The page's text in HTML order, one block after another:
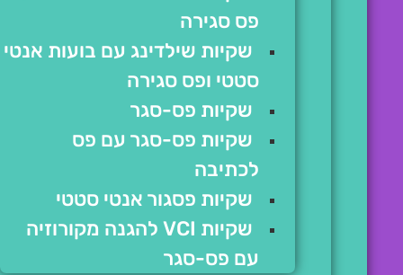
פס סגירה
שקיות שילדינג עם בועות אנטי
סטטי ופס סגירה
שקיות פס-סגר
שקיות פס-סגר עם פס
לכתיבה
שקיות פסגור אנטי סטטי
שקיות VCI להגנה מקורוזיה
עם פס-סגר